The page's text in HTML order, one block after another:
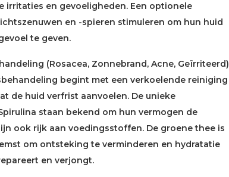
irritaties en gevoeligheden. Een optionele
en -spieren stimuleren om hun huid
te geven.
(Rosacea, Zonnebrand, Acne, Geïrriteerd)
begint met een verkoelende reiniging
de huid verfrist aanvoelen. De unieke
staan bekend om hun vermogen de
ook rijk aan voedingsstoffen. De groene thee is
om ontsteking te verminderen en hydratatie
en verjongt.